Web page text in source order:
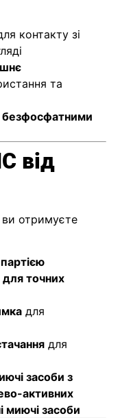
контакту зі
та
безфосфатними
від
отримуєте
для точних
для
для
засоби з
активних
миючі засоби